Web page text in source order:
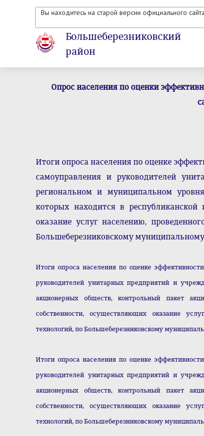
Вы находитесь на старой версии официального
Большеберезниковский
район
Опрос населения по оценки
Итоги опроса населения по оценке
самоуправления и руководителей
региональном и муниципальном
которых находится в
оказание услуг населению,
Большеберезниковскому
Итоги опроса населения по оценке
руководителей унитарных предприятий и
акционерных обществ, контрольный пакет
собственности, осуществляющих оказание
технологий, по Большеберезниковскому
Итоги опроса населения по оценке
руководителей унитарных предприятий и
акционерных обществ, контрольный пакет
собственности, осуществляющих оказание
технологий, по Большеберезниковскому